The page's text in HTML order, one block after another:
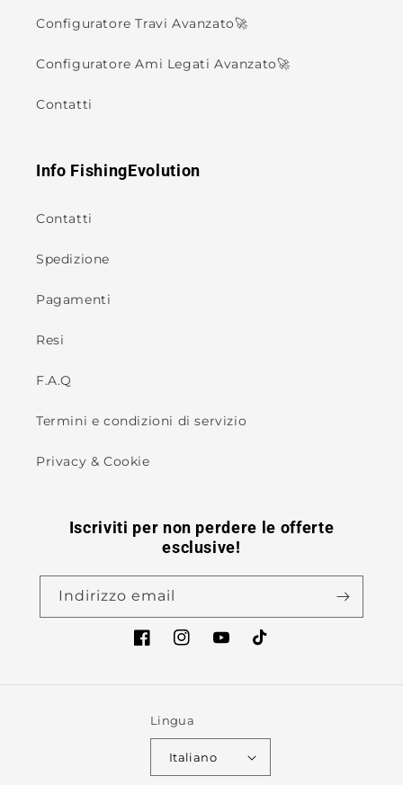
Configuratore Travi Avanzato🚀
Configuratore Ami Legati Avanzato🚀
Contatti
Info FishingEvolution
Contatti
Spedizione
Pagamenti
Resi
F.A.Q
Termini e condizioni di servizio
Privacy & Cookie
Iscriviti per non perdere le offerte
esclusive!
Indirizzo email
FacebookInstagramYouTubeTikTok
Lingua
Italiano